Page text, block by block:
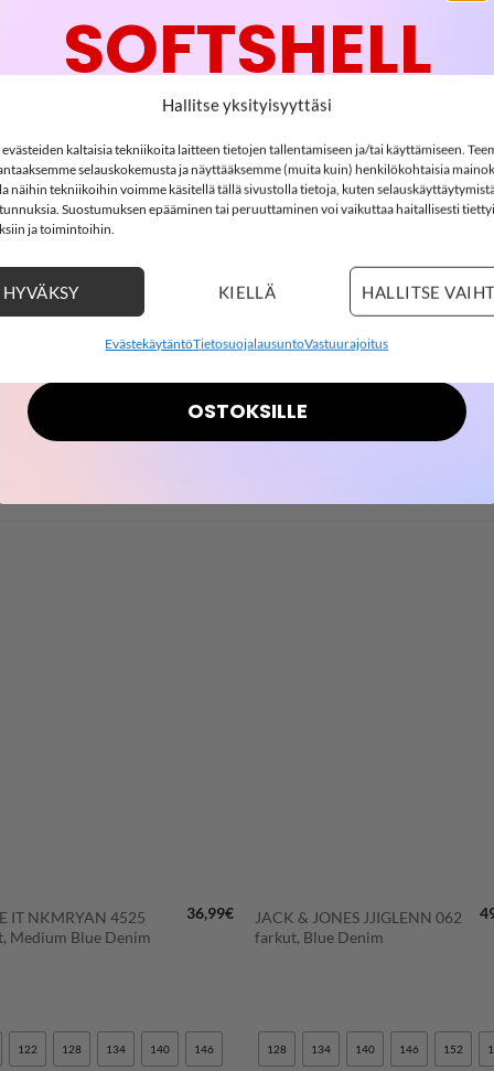
Hallitse yksityisyyttäsi
kaltaisia tekniikoita laitteen tietojen tallentamiseen ja/tai käyttämiseen.
selauskokemusta ja näyttääksemme (muita kuin) henkilökohtaisia
näihin tekniikoihin voimme käsitellä tällä sivustolla tietoja, kuten
Suostumuksen epääminen tai peruuttaminen voi vaikuttaa haitallisesti
ja toimintoihin.
HYVÄKSY KIELLÄ HALLITSE
EvästekäytäntöTietosuojalausuntoVastuurajoitus
Farkut 7563, Light Blue Denim
ja pehmeä materiaali! Vyötäröllä kuminauhasäätö.
IT NKMRYAN 4525
Medium Blue Denim
36,99€
122 128 134 140 146
JACK & JONES JJIGLENN 062
farkut, Blue Denim
128 134 140 146 152
SOFTSHELL
-15%
15% ALENNUS KOODILLA:SOFTSHELL15
2
02
days
17
hours
:37
minutes
13
seconds
OSTOKSILLE